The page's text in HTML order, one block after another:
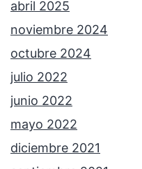
abril 2025
noviembre 2024
octubre 2024
julio 2022
junio 2022
mayo 2022
diciembre 2021